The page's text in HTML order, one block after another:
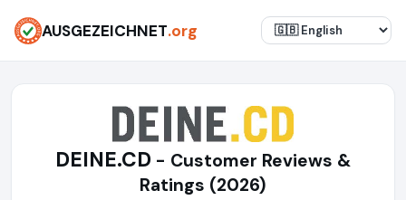
AUSGEZEICHNET.org
DEINE.CD - Customer Reviews &
Ratings (2026)